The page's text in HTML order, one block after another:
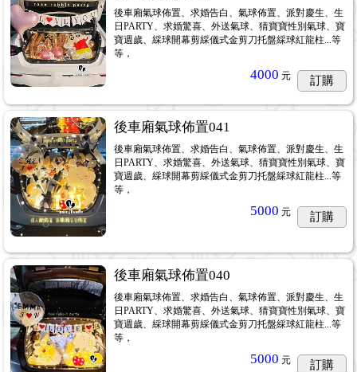
後車廂氣球佈置、求婚告白、氣球佈置、派對慶生、生
日PARTY、求婚驚喜、外送氣球、猜寶寶性別氣球、寶
寶週歲、綵球開幕剪綵儀式金剪刀托盤綵球紅龍柱...等
等，
4000 元 訂購
後車廂氣球佈置041
後車廂氣球佈置、求婚告白、氣球佈置、派對慶生、生
日PARTY、求婚驚喜、外送氣球、猜寶寶性別氣球、寶
寶週歲、綵球開幕剪綵儀式金剪刀托盤綵球紅龍柱...等
等，
5000 元 訂購
後車廂氣球佈置040
後車廂氣球佈置、求婚告白、氣球佈置、派對慶生、生
日PARTY、求婚驚喜、外送氣球、猜寶寶性別氣球、寶
寶週歲、綵球開幕剪綵儀式金剪刀托盤綵球紅龍柱...等
等，
5000 元 訂購